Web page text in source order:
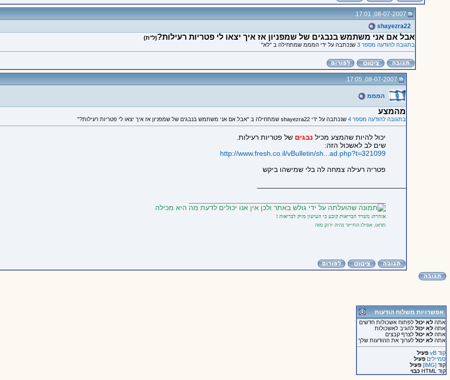
08-07-2007, 17:01
shayezra22
אבל אם אני משתמש בנבגים של שמפניון אז איך יצאו לי פטריות רעילות?(ל"ת)
בתגובה להודעה מספר 3
שנכתבה על ידי המממ שמתחילה ב "לא"
08-07-2007, 17:05
המממ
מהמצע
בתגובה להודעה מספר 4 שנכתבה על ידי shayezra22 שמתחילה ב "אבל אם אני משתמש בנבגים של שמפניון אז איך יצאו לי פטריות רעילות?"
יכול להיות שהמצע מכיל נבגים של פטריות רעילות.
שים לב לאשכול הזה:
http://www.fresh.co.il/vBulletin/sh...ad.php?t=321099
פטריה רעילה צמחה לה בלי שמישהו ביקש
אזהרה: משרד הבריאות קובע כי העישון מזיק לבריאות !
תראו, אפילו החייזר נהיה ירוק מזה
אפשרויות משלוח הודעות
אתה לא יכוללפתוח אשכולות חדשים
אתה לא יכוללהגיב לאשכולות
אתה לא יכוללצרף קבצים
אתה לא יכוללערוך את ההודעות שלך
קוד vB
פעיל
סמיילים פעיל
קוד [IMG]
פעיל
קוד HTML
כבוי